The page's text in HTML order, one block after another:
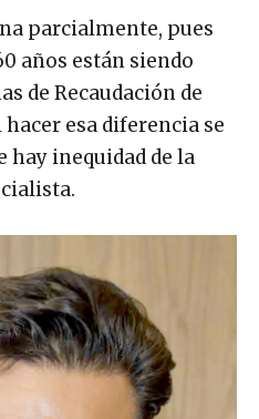
parcialmente, pues
años están siendo
de Recaudación de
esa diferencia se
hay inequidad de la